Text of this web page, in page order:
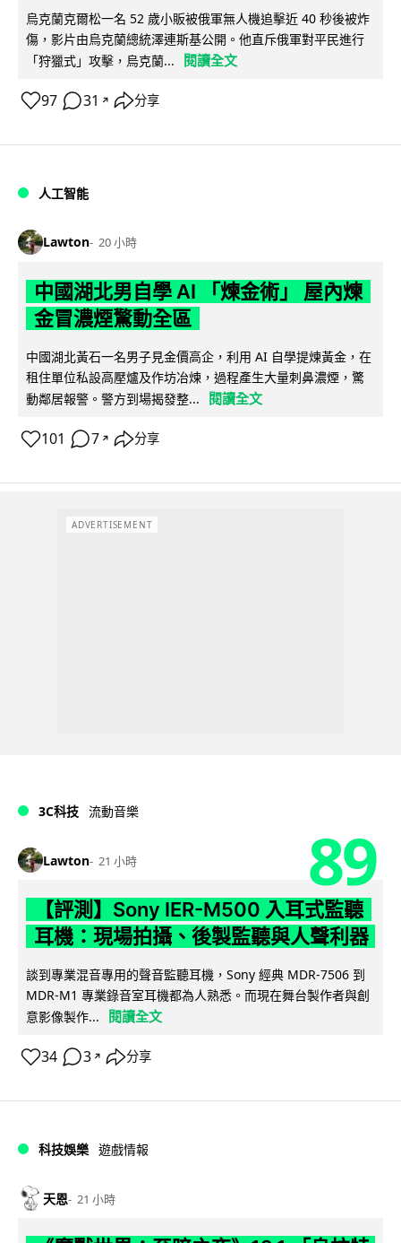
烏克蘭克爾松一名 52 歲小販被俄軍無人機追擊近 40 秒後被炸
傷，影片由烏克蘭總統澤連斯基公開。他直斥俄軍對平民進行
「狩獵式」攻擊，烏克蘭...
閱讀全文
97 31 ↗ 分享
人工智能
Lawton 20 小時
中國湖北男自學 AI 「煉金術」 屋內煉
金冒濃煙驚動全區
中國湖北黃石一名男子見金價高企，利用 AI 自學提煉黃金，在
租住單位私設高壓爐及作坊冶煉，過程產生大量刺鼻濃煙，驚
動鄰居報警。警方到場揭發整...
閱讀全文
101 7 ↗ 分享
ADVERTISEMENT
3C科技 流動音樂
Lawton 21 小時 89
【評測】Sony IER-M500 入耳式監聽
耳機：現場拍攝、後製監聽與人聲利器
談到專業混音專用的聲音監聽耳機，Sony 經典 MDR-7506 到
MDR-M1 專業錄音室耳機都為人熟悉。而現在舞台製作者與創
意影像製作...
閱讀全文
34 3 ↗ 分享
科技娛樂 遊戲情報
天恩 21 小時